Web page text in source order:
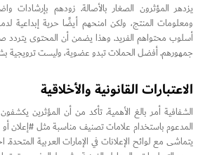
يزدهر المؤثرون الصغار بالأصالة. زودهم بإرشادات
ومعلومات المنتج، ولكن امنحهم أيضًا حرية إبداعية
أسلوب محتواهم الفريد. وهذا يضمن أن المحتوى
جمهورهم. أفضل الحملات تبدو عضوية، وليست ترويجية
الاعتبارات القانونية والأخلاقية
الشفافية أمر بالغ الأهمية. تأكد من أن المؤثرين
المدعوم باستخدام علامات تصنيف مناسبة مثل #إعلان
يتماشى مع لوائح الإعلانات في الإمارات العربية